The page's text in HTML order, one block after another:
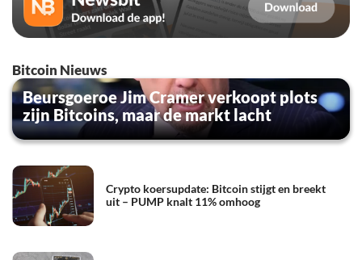
Bitcoin Nieuws
Beursgoeroe Jim Cramer verkoopt plots
zijn Bitcoins, maar de markt lacht
Crypto koersupdate: Bitcoin stijgt en breekt
uit – PUMP knalt 11% omhoog